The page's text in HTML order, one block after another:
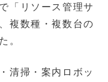
「リソース管理サ
複数種・複数台の
。
清掃・案内ロボッ